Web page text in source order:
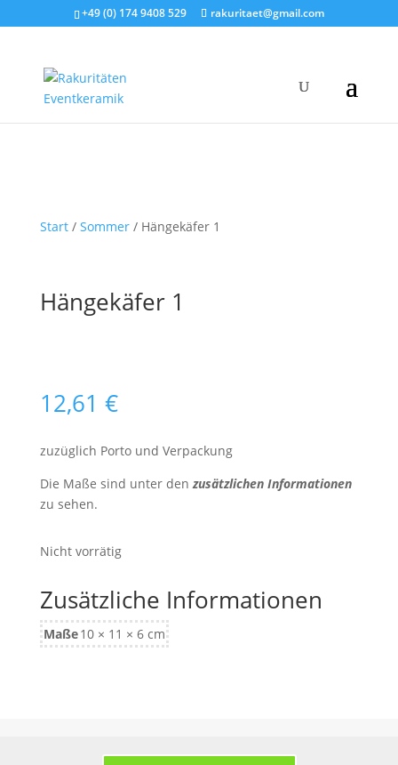
+49 (0) 174 9408 529 rakuritaet@gmail.com
Start/ Sommer/ Hängekäfer 1
Hängekäfer 1
12,61 €
zuzüglich Porto und Verpackung
Die Maße sind unter denzusätzlichen Informationen
zu sehen.
Nicht vorrätig
Zusätzliche Informationen
Maße10 × 11 × 6 cm